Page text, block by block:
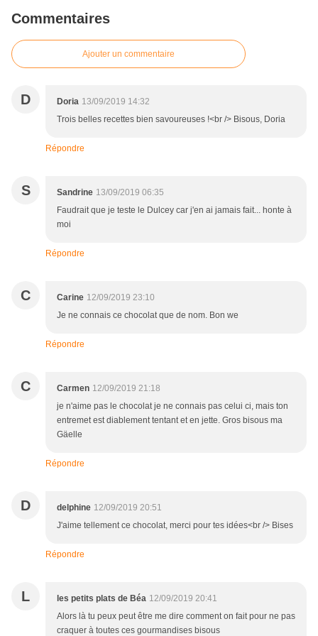
Commentaires
Ajouter un commentaire
D Doria 13/09/2019 14:32
Trois belles recettes bien savoureuses !<br /> Bisous, Doria
Répondre
S Sandrine 13/09/2019 06:35
Faudrait que je teste le Dulcey car j'en ai jamais fait... honte à
moi
Répondre
C Carine 12/09/2019 23:10
Je ne connais ce chocolat que de nom. Bon we
Répondre
C Carmen 12/09/2019 21:18
je n'aime pas le chocolat je ne connais pas celui ci, mais ton
entremet est diablement tentant et en jette. Gros bisous ma
Gäelle
Répondre
D delphine 12/09/2019 20:51
J'aime tellement ce chocolat, merci pour tes idées<br /> Bises
Répondre
L les petits plats de Béa 12/09/2019 20:41
Alors là tu peux peut être me dire comment on fait pour ne pas
craquer à toutes ces gourmandises bisous